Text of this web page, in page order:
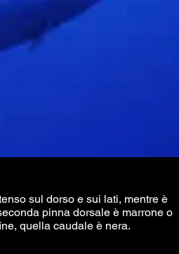
sul dorso e sui lati, mentre è
pinna dorsale è marrone o
quella caudale è nera.